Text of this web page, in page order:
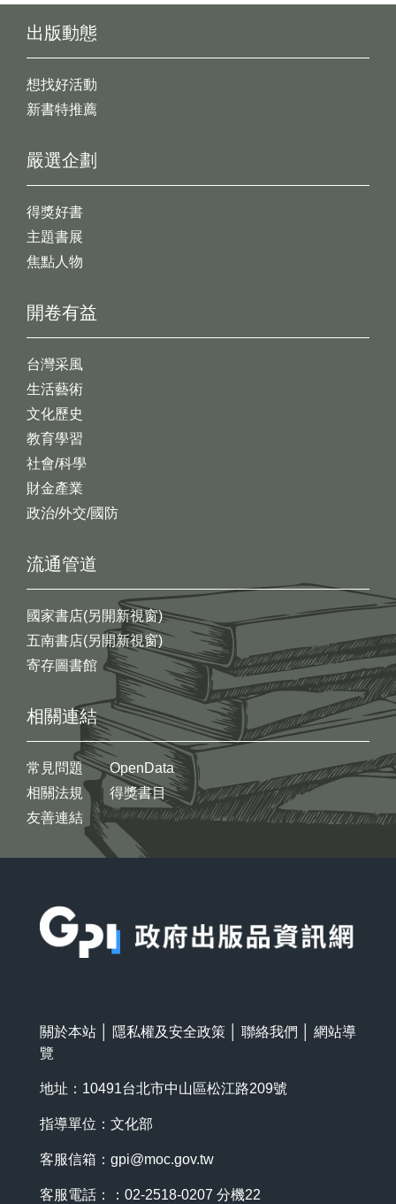
出版動態
想找好活動
新書特推薦
開卷有益
台灣采風
生活藝術
文化歷史
教育學習
社會/科學
財金產業
政治/外交/國防
嚴選企劃
得獎好書
主題書展
焦點人物
流通管道
國家書店(另開新視窗)
五南書店(另開新視窗)
寄存圖書館
相關連結
常見問題
相關法規
友善連結
OpenData
得獎書目
關於本站 隱私權及安全政策 聯絡我們
網站導
覽
地址：10491台北市中山區松江路209號
指導單位：文化部
客服信箱： gpi@moc.gov.tw
客服電話：：02-2518-0207 分機22